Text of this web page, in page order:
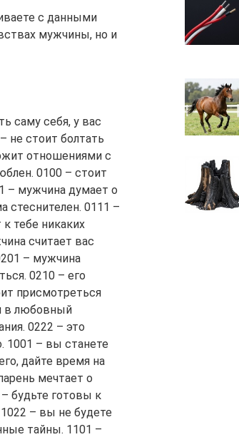
с данными
мужчины, но и
саму себя, у вас
не стоит болтать
отношениями с
0100 – стоит
– мужчина думает о
стеснителен. 0111 –
тебе никаких
считает вас
– мужчина
0210 – его
присмотреться
в любовный
0222 – это
1001 – вы станете
дайте время на
мечтает о
будьте готовы к
– вы не будете
тайны. 1101 –